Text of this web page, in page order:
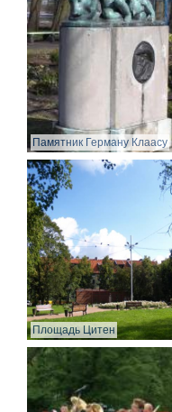
Памятник Герману Клаасу
Площадь Цитен